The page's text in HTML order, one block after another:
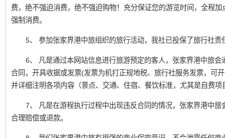
费，绝不强迫消费，绝不强迫购物！充分保证您的游览时间，全程
强制消费。
5、 参加张家界港中旅组织的旅行活动，我社已投保了旅行社责
6、 凡是通过本网站信息进行旅游预定的客人，张家界港中旅
合同，开具收据或发票(发票为机打正规地税、旅行社服务发票，可
并详细注明各项内容（景点、交通、住宿、餐饮标准，尤其是自费
7、 凡是在游程执行过程中出现违反合同的情况，张家界港中
合理赔偿或退款。